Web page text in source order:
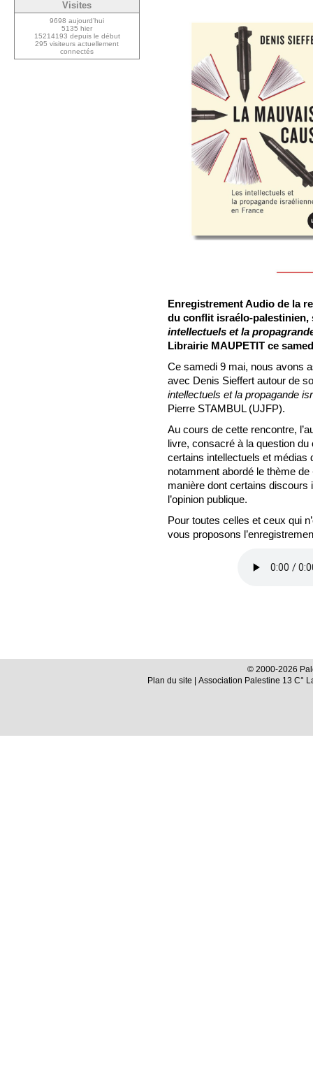
Enregistrement Audio de la
du conflit israélo-palestinien,
intellectuels et la
Librairie MAUPETIT ce
Ce samedi 9 mai, nous avons
avec Denis Sieffert autour de
intellectuels et la propagande
Pierre STAMBUL (UJFP).
Au cours de cette rencontre,
livre, consacré à la question
certains intellectuels et médias
notamment abordé le thème
manière dont certains discours
l’opinion publique.
Pour toutes celles et ceux qui
vous proposons
Visites
9698 aujourd’hui
5135 hier
15214193 depuis le début
295 visiteurs actuellement
connectés
© 2000-2026
Plan du site | Association Palestine 13 C°